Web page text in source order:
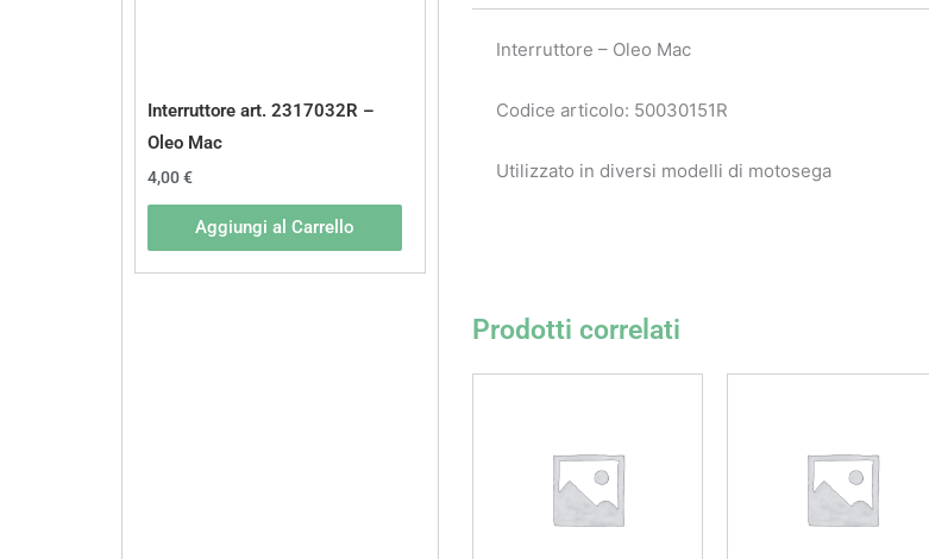
Interruttore art. 2317032R –
Oleo Mac
4,00€
Aggiungi al Carrello
Interruttore – Oleo Mac
Codice articolo: 50030151R
Utilizzato in diversi modelli di motosega
Prodotti correlati